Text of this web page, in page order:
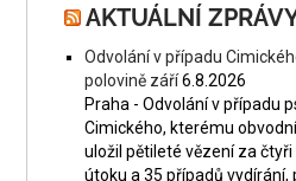
AKTUÁLNÍ
Odvolání v případu
polovině září6.8.2026
Praha - Odvolání v případu
Cimického, kterému
uložil pětileté vězení za
útoku a 35 případů vydírání,